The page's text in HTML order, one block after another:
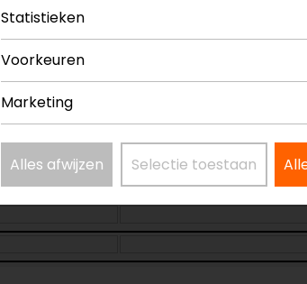
Statistieken
Voorkeuren
Marketing
Alles afwijzen Selectie toestaan